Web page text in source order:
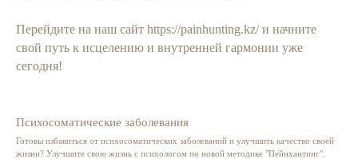
Перейдите на наш сайт https://painhunting.kz/ и начните
свой путь к исцелению и внутренней гармонии уже
сегодня!
Психосоматические заболевания
Готовы избавиться от психосоматических заболеваний и улучшить качество своей
жизни? Улучшите свою жизнь с психологом по новой методике "Пейнхантинг".